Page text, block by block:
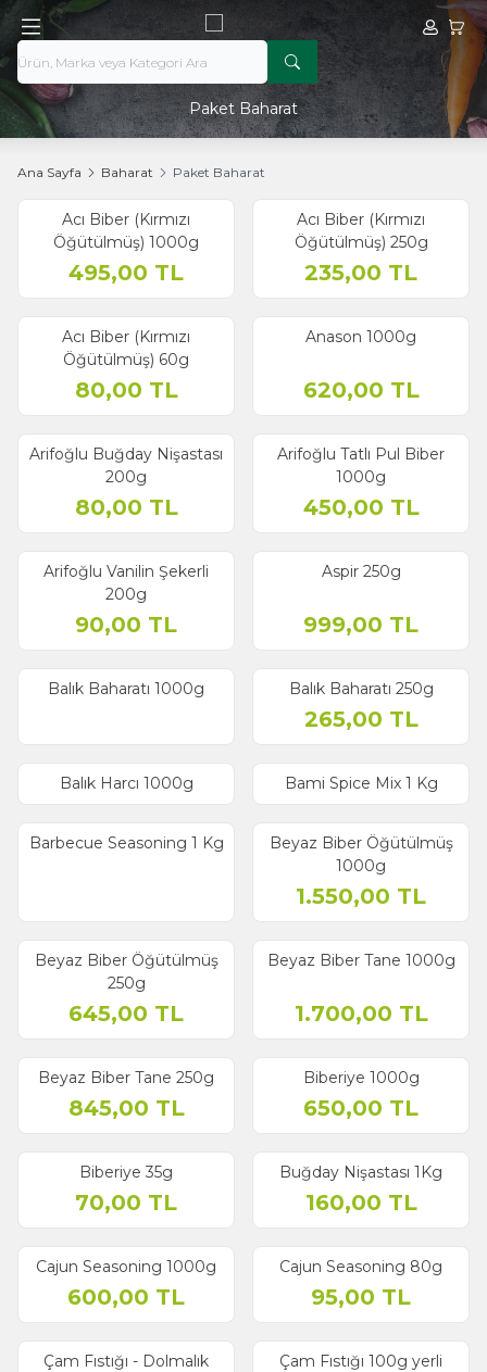
Hesabım
Paket Baharat
Ana Sayfa Baharat Paket Baharat
Acı Biber (Kırmızı
Öğütülmüş) 1000g
495,00 TL
Acı Biber (Kırmızı
Öğütülmüş) 250g
235,00 TL
Acı Biber (Kırmızı
Öğütülmüş) 60g
80,00 TL
Anason 1000g
620,00 TL
Arifoğlu Buğday Nişastası
200g
80,00 TL
Arifoğlu Tatlı Pul Biber
1000g
450,00 TL
Arifoğlu Vanilin Şekerli
200g
90,00 TL
Aspir 250g
999,00 TL
Balık Baharatı 1000g Balık Baharatı 250g
265,00 TL
Balık Harcı 1000g Bami Spice Mix 1 Kg
Barbecue Seasoning 1 Kg
Beyaz Biber Öğütülmüş
1000g
1.550,00 TL
Beyaz Biber Öğütülmüş
250g
645,00 TL
Beyaz Biber Tane 1000g
1.700,00 TL
Beyaz Biber Tane 250g
845,00 TL
Biberiye 1000g
650,00 TL
Biberiye 35g
70,00 TL
Buğday Nişastası 1Kg
160,00 TL
Yeni
Cajun Seasoning 1000g
600,00 TL
Cajun Seasoning 80g
95,00 TL
Çam Fıstığı - Dolmalık
Çam Fıstığı 100g yerli